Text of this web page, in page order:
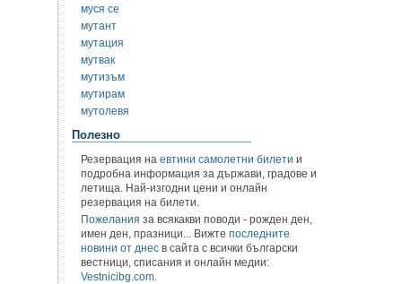
муся се
мутант
мутация
мутвак
мутизъм
мутирам
мутолевя
Полезно
Резервация на евтини самолетни билети и
подробна информация за държави, градове и
летища. Най-изгодни цени и онлайн
резервация на билети.
Пожелания за всякакви поводи - рожден ден,
имен ден, празници... Вижте последните
новини от днес в сайта с всички български
вестници, списания и онлайн медии:
Vestnicibg.com.